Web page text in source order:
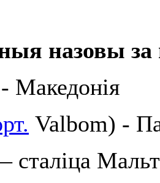
назовы
Македонія
Valbom) -
сталіца